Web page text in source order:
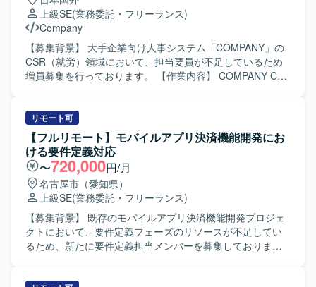
管や運用ドキュメントの整備・更新にも携わっていただき
ます。 【求める人物像】 セキュリティ分野に強い関心を持
ち、主体的に課題を発見し改善策を提案・実行していただ
ける方を求めています。関係者と連携しながら、インシデ
ント対応や運用標準化を着実に推進していただける方が望
ましいです。 【ポジションの魅力】 クラウド環境やデータ
運用標準化まで一連のプロセスを経験していただけます。
セキュリティ体制の強化や運用の脱属人化に直接貢献でき
る環境です。 【開発環境】 対象システムは Oracle Cloud
Infrastructure（OCI）、PostgreSQL、DNS となっておりま
す。インシデント対応、ログ分析、脆弱性診断、アクセス
制御の見直し、検知および通知体制の再構築、運用移管や
ドキュメント整備といった業務に取り組んでいただきま
す。
上級SE(業務委託・フリーランス)
Company
【募集背景】 大手企業向け人事システム「COMPANY」の
CSR（就労）領域において、担当要員が不足しているため
増員募集を行っております。 【作業内容】 COMPANY CSR
などのドキュメント作成を行っていただきます。また、テ
スト対応や問い合わせ対応、他領域担当者との調整・折衝
もお任せいたします。 【求める人物像】 関係者と円滑にコ
ミュニケーションを取りながら業務を進めていただける方
を求めております。長期的に参画し、安定して稼働いただ
ける方を歓迎いたします。 【ポジションの魅力】 大手企業
向け人事システムのCSR領域に特化して経験を積むことが
でき、リアルタイム設定やAEROなどの専門性を高めていた
だけます。他領域担当者との連携を通じて、システム全体
の理解を深められる環境です。 【開発環境】 人事システム
リモート可
【フルリモート】モバイルアプリ決済機能開発にお
ける要件定義対応
〜720,000円/月
名古屋市（愛知県）
上級SE(業務委託・フリーランス)
【募集背景】 既存のモバイルアプリ決済機能開発プロジェ
クトにおいて、要件定義フェーズのリソースが不足してい
るため、新たに要件定義担当メンバーを募集しておりま